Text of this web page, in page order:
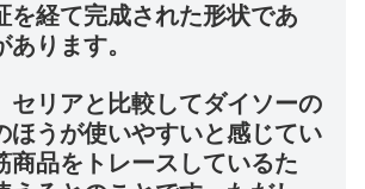
を経て完成された形状であ
あります。
セリアと比較してダイソーの
ほうが使いやすいと感じてい
商品をトレースしているた